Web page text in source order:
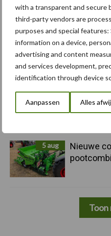
with a transparent and secure
third-party vendors are
purposes and special features:
information on a device,
advertising and content
and services development,
identification through device
Aanpassen Alles
5 aug
Albourgh
nieuwe
5 aug
Komatsu
lat
5 aug
Nieuwe
Toon